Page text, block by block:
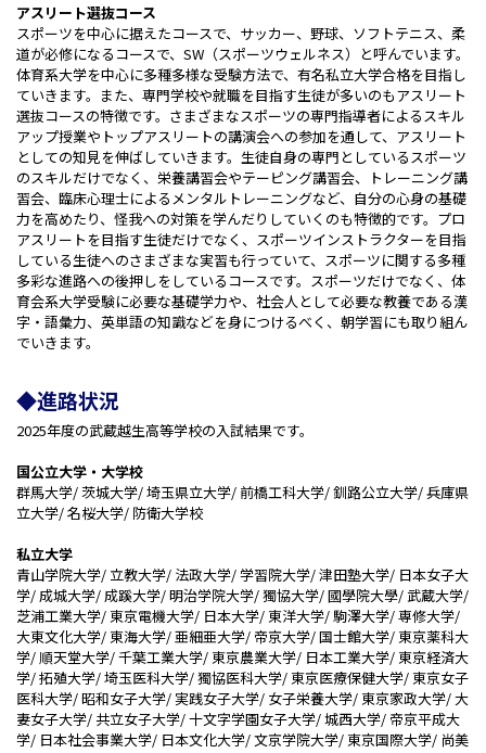
アスリート選抜コース
スポーツを中心に据えたコースで、サッカー、野球、ソフトテニス、柔
道が必修になるコースで、SW（スポーツウェルネス）と呼んでいます。
体育系大学を中心に多種多様な受験方法で、有名私立大学合格を目指し
ていきます。また、専門学校や就職を目指す生徒が多いのもアスリート
選抜コースの特徴です。さまざまなスポーツの専門指導者によるスキル
アップ授業やトップアスリートの講演会への参加を通して、アスリート
としての知見を伸ばしていきます。生徒自身の専門としているスポーツ
のスキルだけでなく、栄養講習会やテーピング講習会、トレーニング講
習会、臨床心理士によるメンタルトレーニングなど、自分の心身の基礎
力を高めたり、怪我への対策を学んだりしていくのも特徴的です。プロ
アスリートを目指す生徒だけでなく、スポーツインストラクターを目指
している生徒へのさまざまな実習も行っていて、スポーツに関する多種
多彩な進路への後押しをしているコースです。スポーツだけでなく、体
育会系大学受験に必要な基礎学力や、社会人として必要な教養である漢
字・語彙力、英単語の知識などを身につけるべく、朝学習にも取り組ん
でいきます。
◆進路状況
2025年度の武蔵越生高等学校の入試結果です。
国公立大学・大学校
群馬大学/ 茨城大学/ 埼玉県立大学/ 前橋工科大学/ 釧路公立大学/ 兵庫県
立大学/ 名桜大学/ 防衛大学校
私立大学
青山学院大学/ 立教大学/ 法政大学/ 学習院大学/ 津田塾大学/ 日本女子大
学/ 成城大学/ 成蹊大学/ 明治学院大学/ 獨協大学/ 國學院大學/ 武蔵大学/
芝浦工業大学/ 東京電機大学/ 日本大学/ 東洋大学/ 駒澤大学/ 専修大学/
大東文化大学/ 東海大学/ 亜細亜大学/ 帝京大学/ 国士館大学/ 東京薬科大
学/ 順天堂大学/ 千葉工業大学/ 東京農業大学/ 日本工業大学/ 東京経済大
学/ 拓殖大学/ 埼玉医科大学/ 獨協医科大学/ 東京医療保健大学/ 東京女子
医科大学/ 昭和女子大学/ 実践女子大学/ 女子栄養大学/ 東京家政大学/ 大
妻女子大学/ 共立女子大学/ 十文字学園女子大学/ 城西大学/ 帝京平成大
学/ 日本社会事業大学/ 日本文化大学/ 文京学院大学/ 東京国際大学/ 尚美